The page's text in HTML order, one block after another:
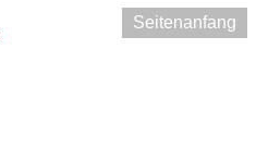
Seitenanfang